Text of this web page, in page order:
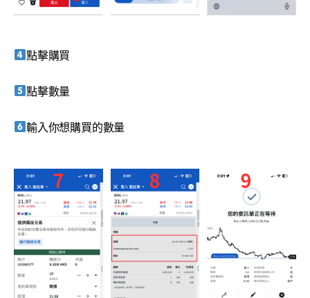
點擊購買
點擊數量
輸入你想購買的數量